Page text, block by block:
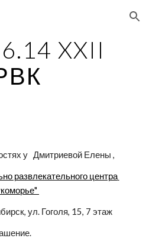
Skip to navigation
XXII
у
  Дмитриевой Елены ,
развлекательного центра
ул. Гоголя, 15, 7 этаж